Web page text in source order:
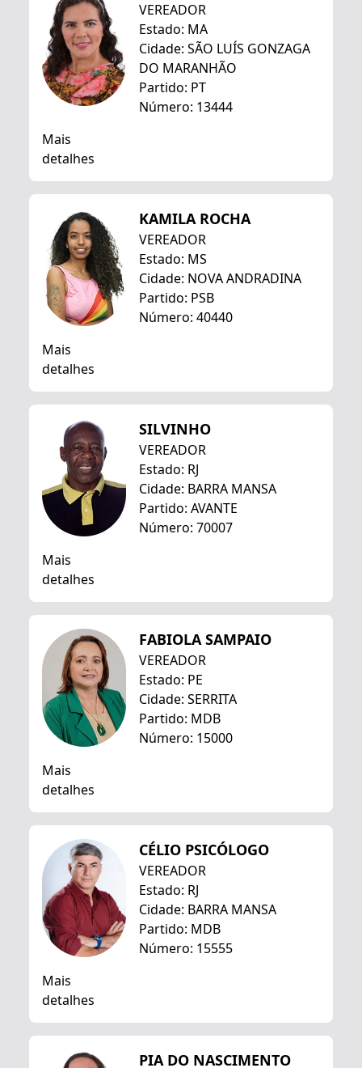
VEREADOR
Estado: MA
Cidade: SÃO LUÍS GONZAGA
DO MARANHÃO
Partido: PT
Número: 13444
Mais
detalhes
KAMILA ROCHA
VEREADOR
Estado: MS
Cidade: NOVA ANDRADINA
Partido: PSB
Número: 40440
Mais
detalhes
SILVINHO
VEREADOR
Estado: RJ
Cidade: BARRA MANSA
Partido: AVANTE
Número: 70007
Mais
detalhes
FABIOLA SAMPAIO
VEREADOR
Estado: PE
Cidade: SERRITA
Partido: MDB
Número: 15000
Mais
detalhes
CÉLIO PSICÓLOGO
VEREADOR
Estado: RJ
Cidade: BARRA MANSA
Partido: MDB
Número: 15555
Mais
detalhes
PIA DO NASCIMENTO